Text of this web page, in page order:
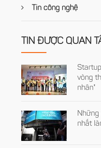
Tin công nghệ
TIN ĐƯỢC QUAN
vòng
nhân"
nhất